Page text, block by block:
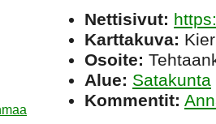
Nettisivut:
Karttakuva:
Osoite:
Alue: Satakunta
Kommentit: